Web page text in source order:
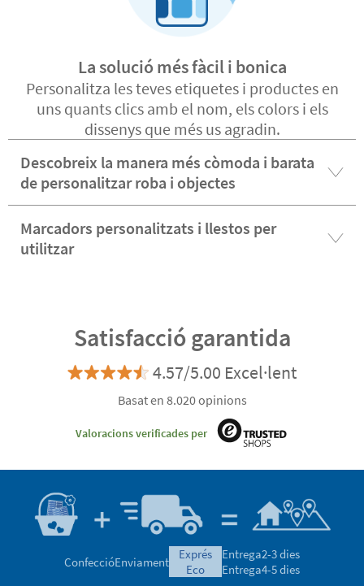
La solució més fàcil i bonica
Personalitza les teves etiquetes i productes en
uns quants clics amb el nom, els colors i els
dissenys que més us agradin.
Descobreix la manera més còmoda i barata
de personalitzar roba i objectes
Marcadors personalitzats i llestos per
utilitzar
Satisfacció garantida
4.57/5.00 Excel·lent
Basat en 8.020 opinions
Valoracions verificades per
ConfeccióEnviament
exprés
eco
Entrega2-3 dies
Entrega4-5 dies